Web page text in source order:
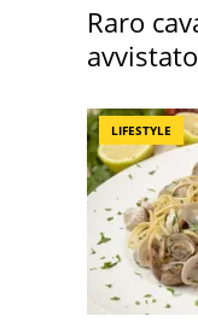
Raro
LIFESTYLE